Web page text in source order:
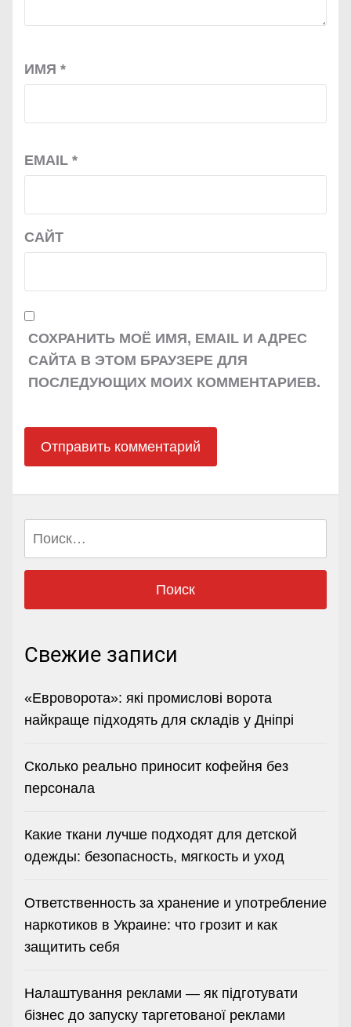
ИМЯ *
EMAIL *
САЙТ
СОХРАНИТЬ МОЁ ИМЯ, EMAIL И АДРЕС
САЙТА В ЭТОМ БРАУЗЕРЕ ДЛЯ
ПОСЛЕДУЮЩИХ МОИХ КОММЕНТАРИЕВ.
Свежие записи
«Евроворота»: які промислові ворота
найкраще підходять для складів у Дніпрі
Сколько реально приносит кофейня без
персонала
Какие ткани лучше подходят для детской
одежды: безопасность, мягкость и уход
Ответственность за хранение и употребление
наркотиков в Украине: что грозит и как
защитить себя
Налаштування реклами — як підготувати
бізнес до запуску таргетованої реклами